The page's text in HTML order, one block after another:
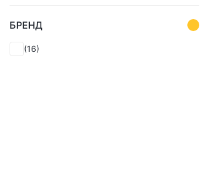
EU(+18)
FUCHS
БРЕНД
(16)